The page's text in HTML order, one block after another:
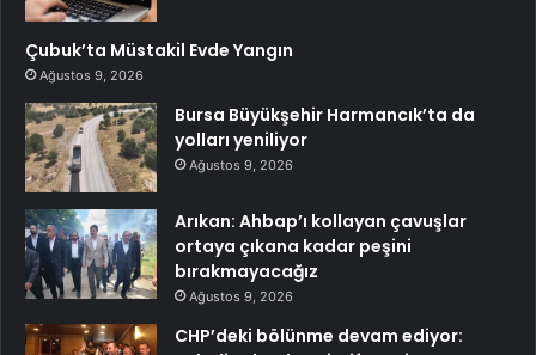
Çubuk’ta Müstakil Evde Yangın
Ağustos 9, 2026
Bursa Büyükşehir Harmancık’ta da
yolları yeniliyor
Ağustos 9, 2026
Arıkan: Ahbap’ı kollayan çavuşlar
ortaya çıkana kadar peşini
bırakmayacağız
Ağustos 9, 2026
CHP’deki bölünme devam ediyor: